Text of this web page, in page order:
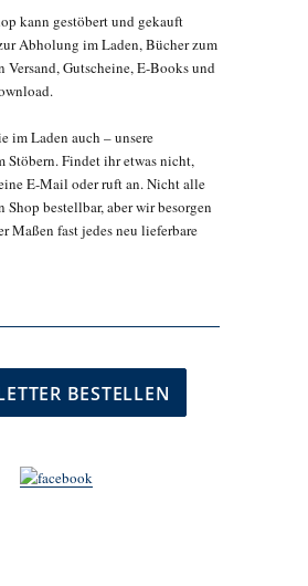
kann gestöbert und gekauft
Abholung im Laden, Bücher zum
Versand, Gutscheine, E-Books und
im Laden auch – unsere
Stöbern. Findet ihr etwas nicht,
E-Mail oder ruft an. Nicht alle
bestellbar, aber wir besorgen
Maßen fast jedes neu lieferbare